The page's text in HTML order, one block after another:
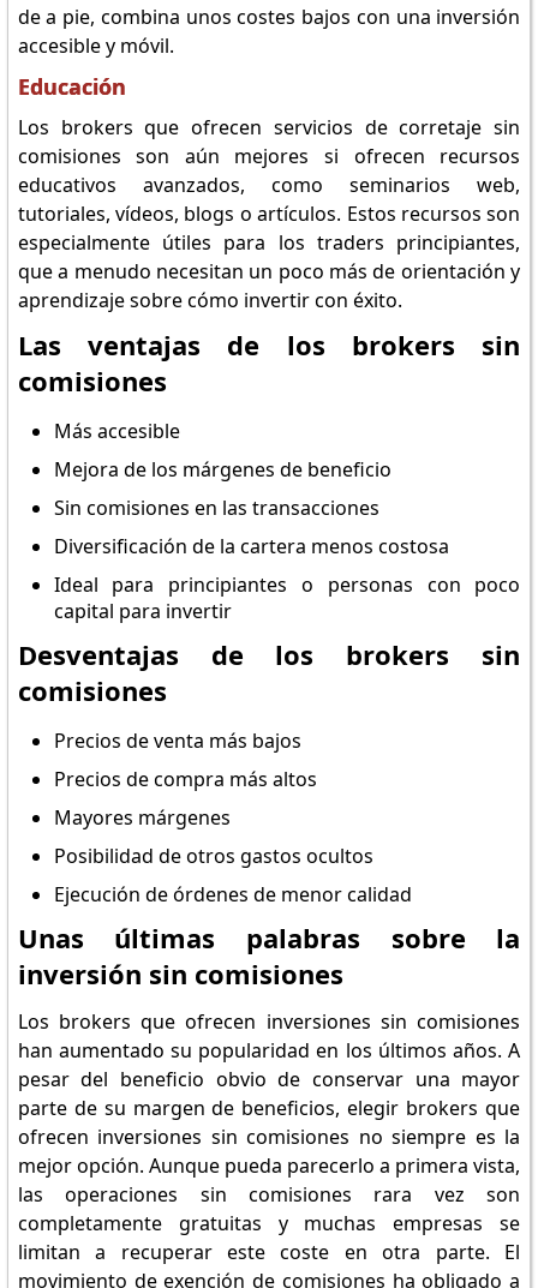
de a pie, combina unos costes bajos con una inversión
accesible y móvil.
Educación
Los brokers que ofrecen servicios de corretaje sin
comisiones son aún mejores si ofrecen recursos
educativos avanzados, como seminarios web,
tutoriales, vídeos, blogs o artículos. Estos recursos son
especialmente útiles para los traders principiantes,
que a menudo necesitan un poco más de orientación y
aprendizaje sobre cómo invertir con éxito.
Las ventajas de los brokers sin
comisiones
Más accesible
Mejora de los márgenes de beneficio
Sin comisiones en las transacciones
Diversificación de la cartera menos costosa
Ideal para principiantes o personas con poco
capital para invertir
Desventajas de los brokers sin
comisiones
Precios de venta más bajos
Precios de compra más altos
Mayores márgenes
Posibilidad de otros gastos ocultos
Ejecución de órdenes de menor calidad
Unas últimas palabras sobre la
inversión sin comisiones
Los brokers que ofrecen inversiones sin comisiones
han aumentado su popularidad en los últimos años. A
pesar del beneficio obvio de conservar una mayor
parte de su margen de beneficios, elegir brokers que
ofrecen inversiones sin comisiones no siempre es la
mejor opción. Aunque pueda parecerlo a primera vista,
las operaciones sin comisiones rara vez son
completamente gratuitas y muchas empresas se
limitan a recuperar este coste en otra parte. El
movimiento de exención de comisiones ha obligado a